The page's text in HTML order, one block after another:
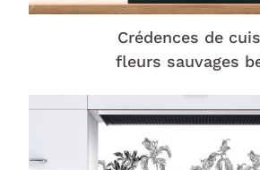
Crédences de
fleurs sauvages